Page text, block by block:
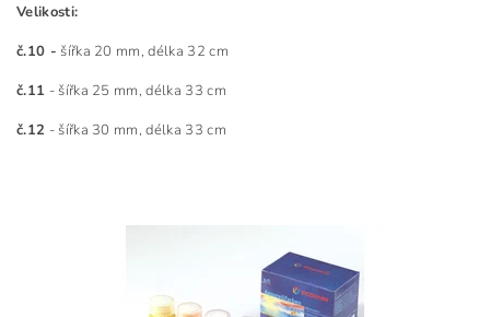
Velikosti:
č.10 - šířka 20 mm, délka 32 cm
č.11 - šířka 25 mm, délka 33 cm
č.12 - šířka 30 mm, délka 33 cm